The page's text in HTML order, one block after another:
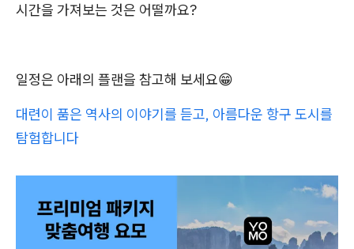
시간을 가져보는 것은 어떨까요?
일정은 아래의 플랜을 참고해 보세요😁
대련이 품은 역사의 이야기를 듣고, 아름다운 항구 도시를
탐험합니다